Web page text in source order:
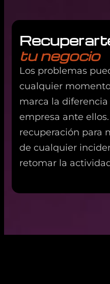
tu negocio
Los problemas
cualquier
marca la
empresa ante
recuperación para
de cualquier
retomar la